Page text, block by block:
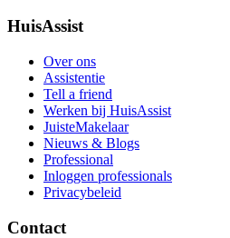
HuisAssist
Over ons
Assistentie
Tell a friend
Werken bij HuisAssist
JuisteMakelaar
Nieuws & Blogs
Professional
Inloggen professionals
Privacybeleid
Contact